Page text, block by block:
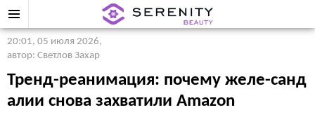
20:01, 05 июля 2026,
автор: Светлов Захар
Тренд-реанимация: почему желе-санд
алии снова захватили Amazon